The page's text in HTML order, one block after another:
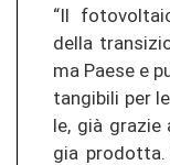
“Il
della
ma Paese e
tan­gi­bi­li per
le, già gra­zie
gia